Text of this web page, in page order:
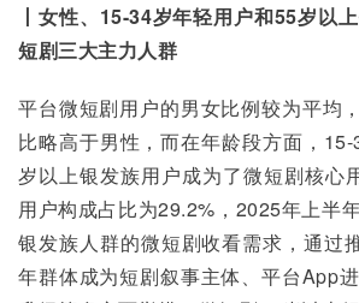
丨女性、15-34岁年轻用户和55岁以
短剧三大主力人群
平台微短剧用户的男女比例较为平均
比略高于男性，而在年龄段方面，
岁以上银发族用户成为了微短剧核心
用户构成占比为29.2%，2025年上半
银发族人群的微短剧收看需求，通过
年群体成为短剧叙事主体、平台App